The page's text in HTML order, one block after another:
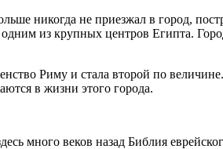
никогда не приезжал в город,
из крупных центров Египта.
Риму и стала второй по
в жизни этого города.
много веков назад Библия